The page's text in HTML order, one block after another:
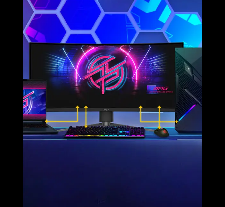
映像入力・USB PD対応
USB Type-C DP Alt mode及びUSB PDに対応してお
り、対応した機器と接続することでモニターへの映
像出力と最大98W給電を同時に行うことが出来ま
す。他の端子の映像出力時や、映像出力を行ってい
ない場合でも給電可能で、スマートフォンの充電な